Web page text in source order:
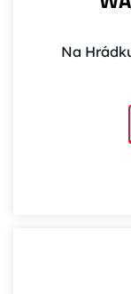
Na